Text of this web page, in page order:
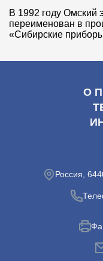
В 1992 году Омский
переименован в
«Сибирские
О
Россия,